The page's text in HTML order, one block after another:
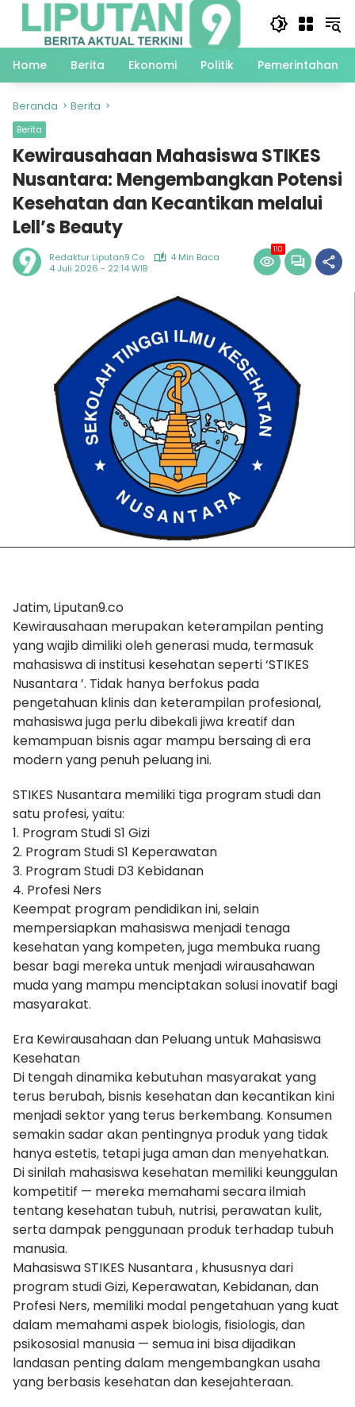
Langsung
Home
Berita Ekonomi Politik Pemerintahan
Beranda Berita
Berita
Kewirausahaan Mahasiswa STIKES
Nusantara: Mengembangkan Potensi
Kesehatan dan Kecantikan melalui
Lell’s Beauty
Redaktur Liputan9.co
4 Min Baca
4 Juli 2026 - 22:14 WIB
110
Jatim,Liputan9.co
Kewirausahaan merupakan keterampilan penting
yang wajib dimiliki oleh generasi muda, termasuk
mahasiswa di institusi kesehatan seperti ‘STIKES
Nusantara ’. Tidak hanya berfokus pada
pengetahuan klinis dan keterampilan profesional,
mahasiswa juga perlu dibekali jiwa kreatif dan
kemampuan bisnis agar mampu bersaing di era
modern yang penuh peluang ini.
STIKES Nusantara memiliki tiga program studi dan
satu profesi, yaitu:
1. Program Studi S1 Gizi
2. Program Studi S1 Keperawatan
3. Program Studi D3 Kebidanan
4. Profesi Ners
Keempat program pendidikan ini, selain
mempersiapkan mahasiswa menjadi tenaga
kesehatan yang kompeten, juga membuka ruang
besar bagi mereka untuk menjadi wirausahawan
muda yang mampu menciptakan solusi inovatif bagi
masyarakat.
Era Kewirausahaan dan Peluang untuk Mahasiswa
Kesehatan
Di tengah dinamika kebutuhan masyarakat yang
terus berubah, bisnis kesehatan dan kecantikan kini
menjadi sektor yang terus berkembang. Konsumen
semakin sadar akan pentingnya produk yang tidak
hanya estetis, tetapi juga aman dan menyehatkan.
Di sinilah mahasiswa kesehatan memiliki keunggulan
kompetitif — mereka memahami secara ilmiah
tentang kesehatan tubuh, nutrisi, perawatan kulit,
serta dampak penggunaan produk terhadap tubuh
manusia.
Mahasiswa STIKES Nusantara , khususnya dari
program studi Gizi, Keperawatan, Kebidanan, dan
Profesi Ners, memiliki modal pengetahuan yang kuat
dalam memahami aspek biologis, fisiologis, dan
psikososial manusia — semua ini bisa dijadikan
landasan penting dalam mengembangkan usaha
yang berbasis kesehatan dan kesejahteraan.